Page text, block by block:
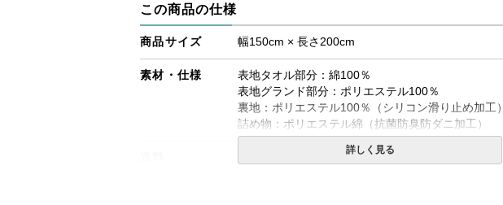
この商品の仕様
商品サイズ 幅150cm × 長さ200cm
素材・仕様
表地タオル部分：綿100％
表地グランド部分：ポリエステル100％
裏地：ポリエステル100％（シリコン滑り止め加工）
詰め物：ポリエステル綿（抗菌防臭防ダニ加工）
詳しく見る